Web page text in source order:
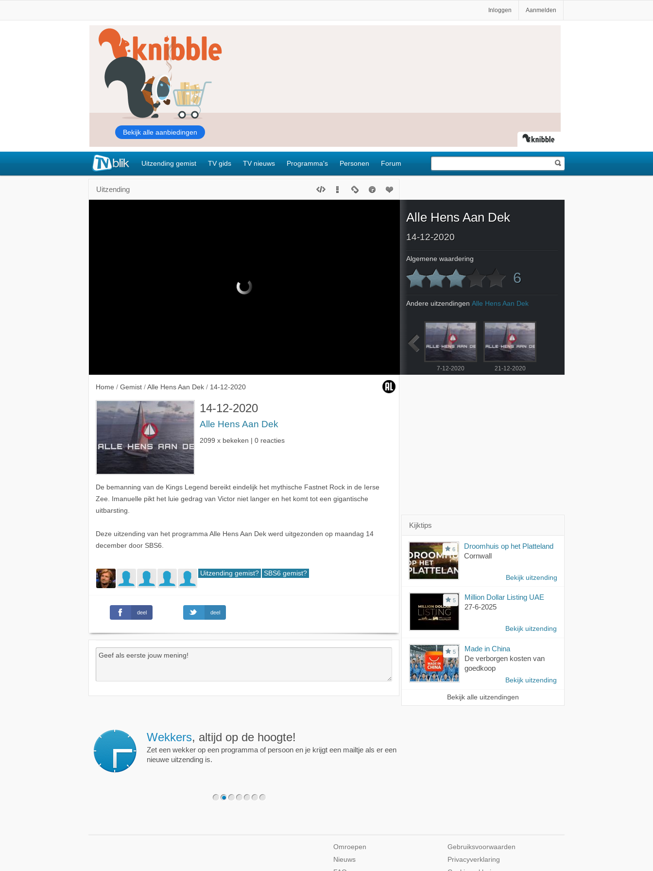
Inloggen Aanmelden
Uitzending gemist TV gids TV nieuws Programma's Personen Forum
Uitzending
Home / Gemist / Alle Hens Aan Dek / 14-12-2020
14-12-2020
Alle Hens Aan Dek
2099 x bekeken | 0 reacties
De bemanning van de Kings Legend bereikt eindelijk het mythische Fastnet Rock in de Ierse
Zee. Imanuelle pikt het luie gedrag van Victor niet langer en het komt tot een gigantische
uitbarsting.
Deze uitzending van het programma Alle Hens Aan Dek werd uitgezonden op maandag 14
december door SBS6.
Uitzending gemist? SBS6 gemist?
deel deel
Alle Hens Aan Dek
14-12-2020
Algemene waardering
6
Andere uitzendingen Alle Hens Aan Dek
7-12-2020 21-12-2020
Kijktips
6
Droomhuis op het Platteland
Cornwall
Bekijk uitzending
5
Million Dollar Listing UAE
27-6-2025
Bekijk uitzending
5
Made in China
De verborgen kosten van
goedkoop
Bekijk uitzending
Bekijk alle uitzendingen
Wekkers, altijd op de hoogte!
Zet een wekker op een programma of persoon en je krijgt een mailtje als er een
nieuwe uitzending is.
Omroepen
Nieuws
Gebruiksvoorwaarden
Privacyverklaring